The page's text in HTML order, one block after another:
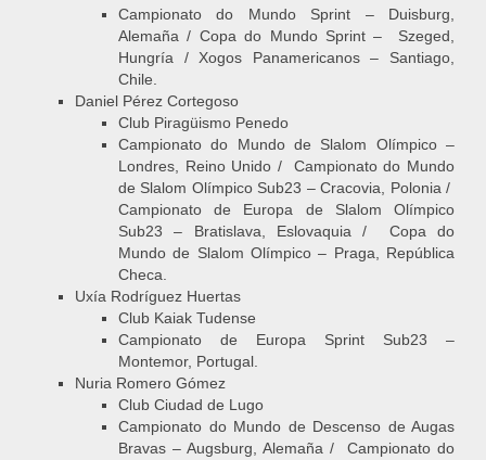
Campionato do Mundo Sprint – Duisburg,
Alemaña / Copa do Mundo Sprint – Szeged,
Hungría / Xogos Panamericanos – Santiago,
Chile.
Daniel Pérez Cortegoso
Club Piragüismo Penedo
Campionato do Mundo de Slalom Olímpico –
Londres, Reino Unido / Campionato do Mundo
de Slalom Olímpico Sub23 – Cracovia, Polonia /
Campionato de Europa de Slalom Olímpico
Sub23 – Bratislava, Eslovaquia / Copa do
Mundo de Slalom Olímpico – Praga, República
Checa.
Uxía Rodríguez Huertas
Club Kaiak Tudense
Campionato de Europa Sprint Sub23 –
Montemor, Portugal.
Nuria Romero Gómez
Club Ciudad de Lugo
Campionato do Mundo de Descenso de Augas
Bravas – Augsburg, Alemaña / Campionato do